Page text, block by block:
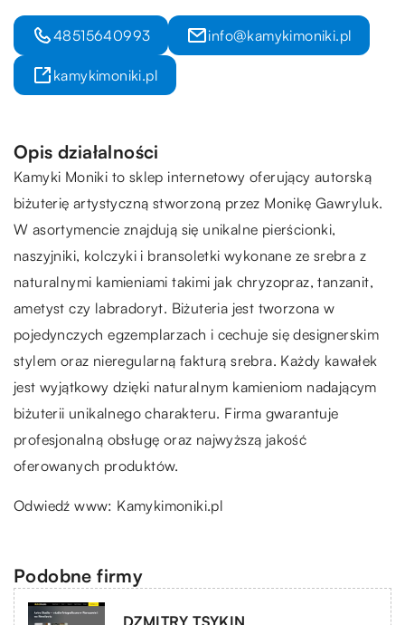
48515640993 info@kamykimoniki.pl
kamykimoniki.pl
Opis działalności
Kamyki Moniki to sklep internetowy oferujący autorską
biżuterię artystyczną stworzoną przez Monikę Gawryluk.
W asortymencie znajdują się unikalne pierścionki,
naszyjniki, kolczyki i bransoletki wykonane ze srebra z
naturalnymi kamieniami takimi jak chryzopraz, tanzanit,
ametyst czy labradoryt. Biżuteria jest tworzona w
pojedynczych egzemplarzach i cechuje się designerskim
stylem oraz nieregularną fakturą srebra. Każdy kawałek
jest wyjątkowy dzięki naturalnym kamieniom nadającym
biżuterii unikalnego charakteru. Firma gwarantuje
profesjonalną obsługę oraz najwyższą jakość
oferowanych produktów.
Odwiedź www: Kamykimoniki.pl
Podobne firmy
DZMITRY TSYKIN